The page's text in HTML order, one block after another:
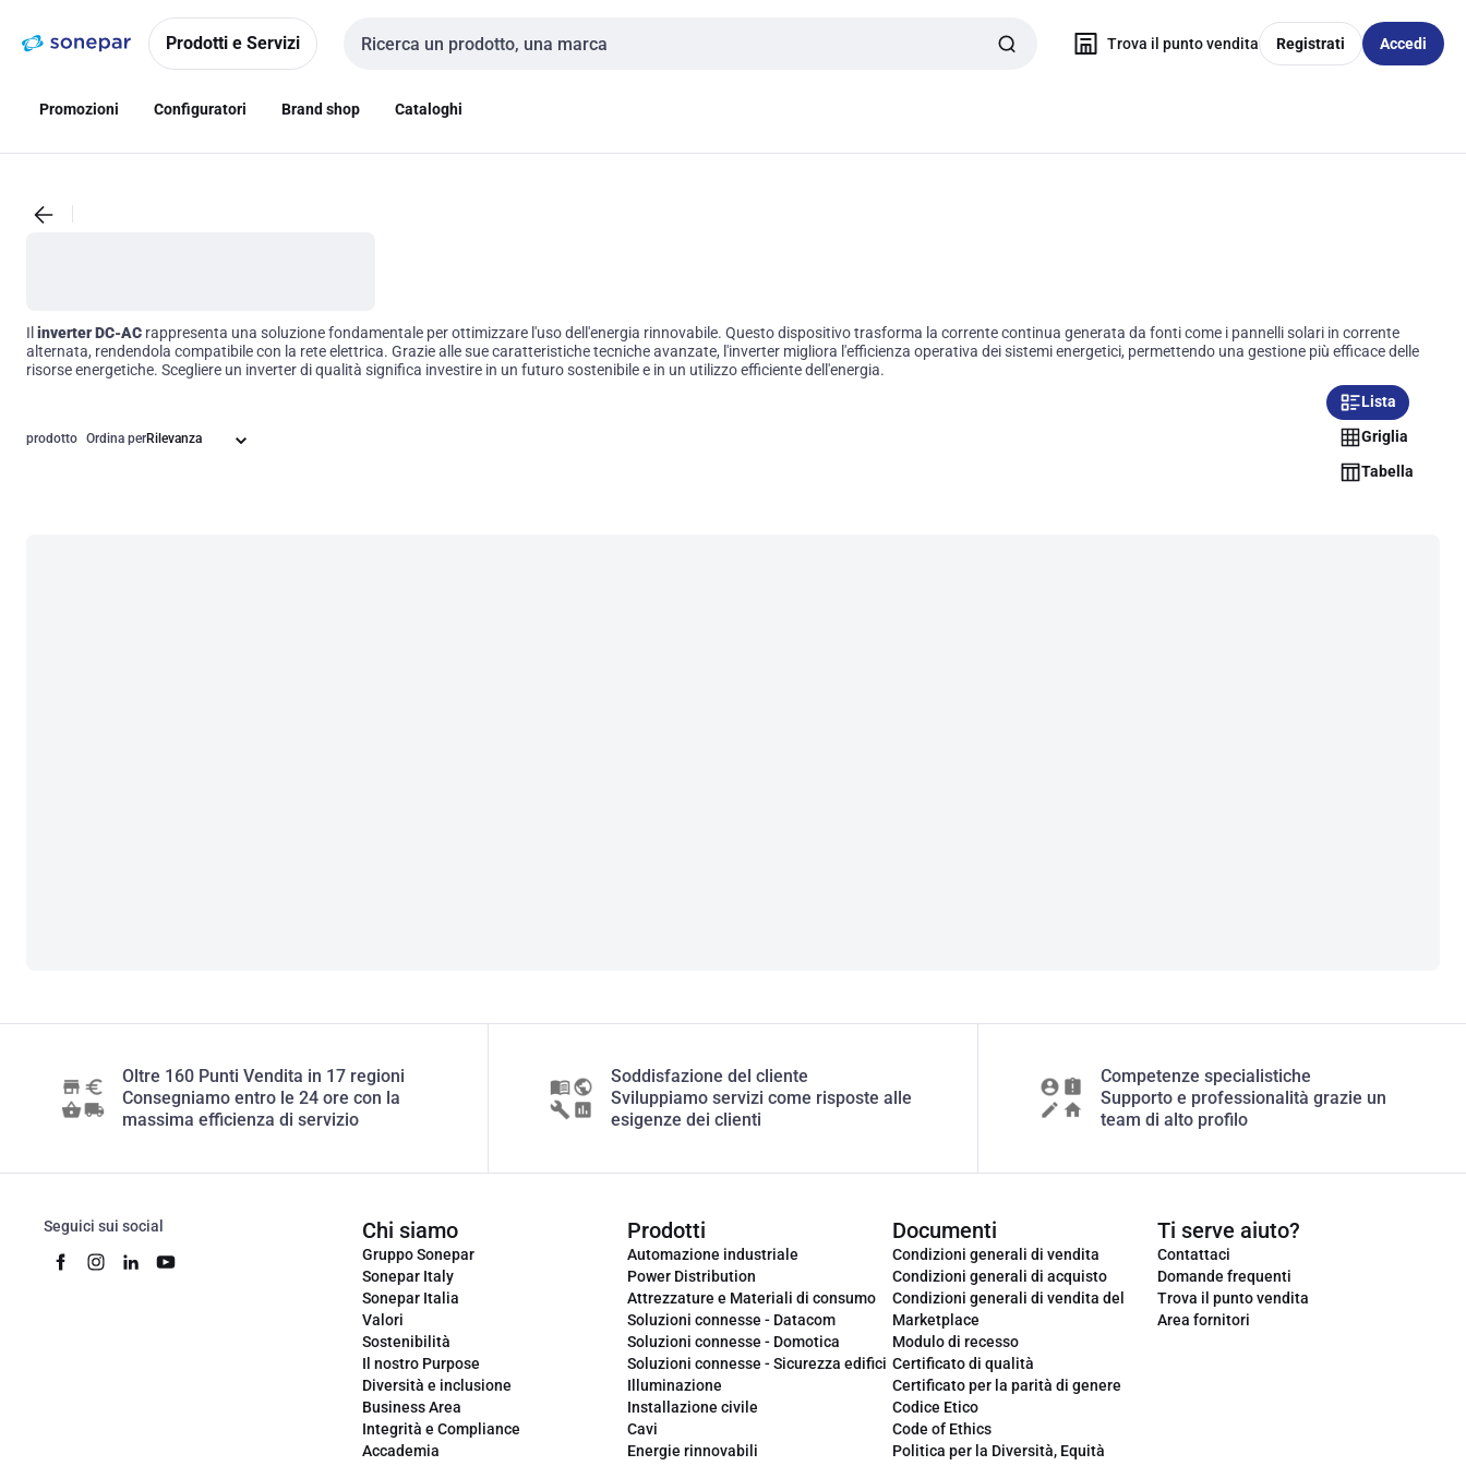
navigazionealla
Prodotti e Servizi
Cerca input
Trova il punto vendita Registrati Accedi
Promozioni Configuratori Brand shop Cataloghi
Il inverter DC-AC rappresenta una soluzione fondamentale per ottimizzare l'uso dell'energia rinnovabile. Questo dispositivo trasforma la corrente continua generata da fonti come i pannelli solari in corrente
alternata, rendendola compatibile con la rete elettrica. Grazie alle sue caratteristiche tecniche avanzate, l'inverter migliora l'efficienza operativa dei sistemi energetici, permettendo una gestione più efficace delle
risorse energetiche. Scegliere un inverter di qualità significa investire in un futuro sostenibile e in un utilizzo efficiente dell'energia.
prodotto Ordina per
Lista
Griglia
Tabella
Oltre 160 Punti Vendita in 17 regioni
Consegniamo entro le 24 ore con la
massima efficienza di servizio
Soddisfazione del cliente
Sviluppiamo servizi come risposte alle
esigenze dei clienti
Competenze specialistiche
Supporto e professionalità grazie un
team di alto profilo
Seguici sui social Chi siamo
Gruppo Sonepar
Sonepar Italy
Sonepar Italia
Valori
Sostenibilità
Il nostro Purpose
Diversità e inclusione
Business Area
Integrità e Compliance
Accademia
Prodotti
Automazione industriale
Power Distribution
Attrezzature e Materiali di consumo
Soluzioni connesse - Datacom
Soluzioni connesse - Domotica
Soluzioni connesse - Sicurezza edifici
Illuminazione
Installazione civile
Cavi
Energie rinnovabili
Documenti
Condizioni generali di vendita
Condizioni generali di acquisto
Condizioni generali di vendita del
Marketplace
Modulo di recesso
Certificato di qualità
Certificato per la parità di genere
Codice Etico
Code of Ethics
Politica per la Diversità, Equità
Ti serve aiuto?
Contattaci
Domande frequenti
Trova il punto vendita
Area fornitori